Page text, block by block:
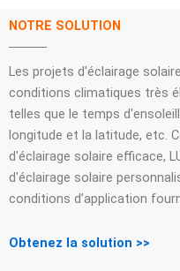
NOTRE SOLUTION
Les projets d'éclairage
conditions climatiques très
telles que le temps
longitude et la latitude, etc.
d'éclairage solaire efficace,
d'éclairage solaire
conditions d’application
Obtenez la solution >>